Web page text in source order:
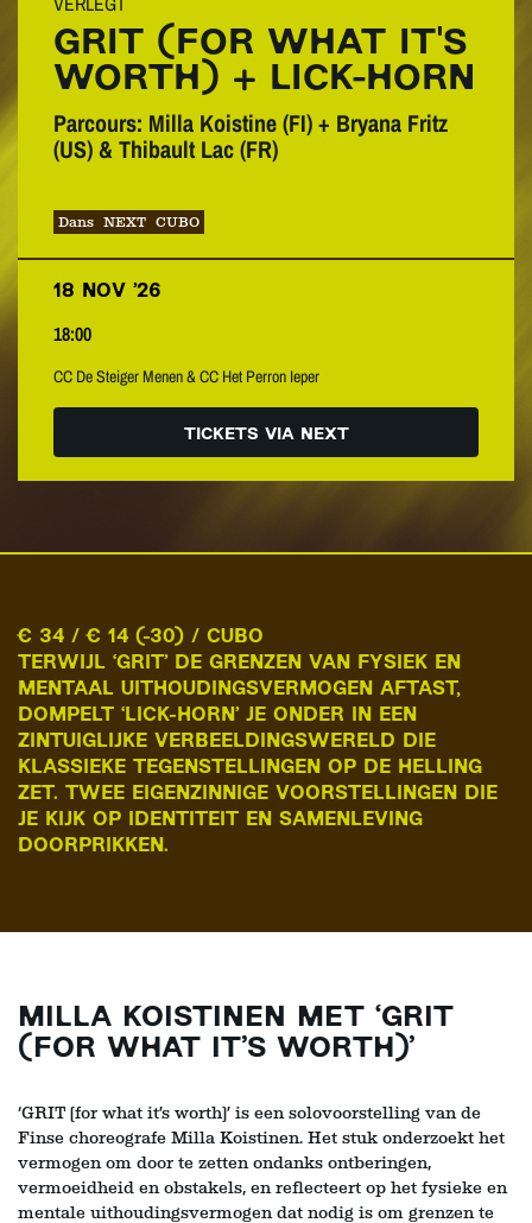
GRIT (FOR WHAT IT'S
WORTH) + LICK-HORN
Parcours: Milla Koistine (FI) + Bryana Fritz
(US) & Thibault Lac (FR)
Dans NEXT CUBO
18 NOV ’26
18:00
CC De Steiger Menen & CC Het Perron Ieper
TICKETS VIA NEXT
€ 34 / € 14 (-30) / CUBO
TERWIJL ‘GRIT’ DE GRENZEN VAN FYSIEK EN
MENTAAL UITHOUDINGSVERMOGEN AFTAST,
DOMPELT ‘LICK-HORN’ JE ONDER IN EEN
ZINTUIGLIJKE VERBEELDINGSWERELD DIE
KLASSIEKE TEGENSTELLINGEN OP DE HELLING
ZET. TWEE EIGENZINNIGE VOORSTELLINGEN DIE
JE KIJK OP IDENTITEIT EN SAMENLEVING
DOORPRIKKEN.
MILLA KOISTINEN MET ‘GRIT
(FOR WHAT IT’S WORTH)’
‘GRIT (for what it’s worth)’ is een solovoorstelling van de
Finse choreografe Milla Koistinen. Het stuk onderzoekt het
vermogen om door te zetten ondanks ontberingen,
vermoeidheid en obstakels, en reflecteert op het fysieke en
mentale uithoudingsvermogen dat nodig is om grenzen te